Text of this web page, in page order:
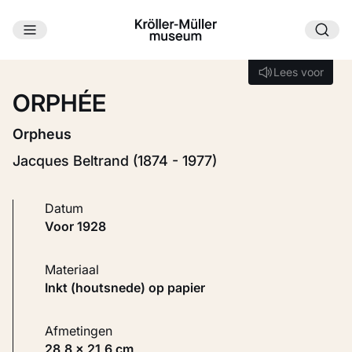
Ga naar hoofdinhoud
Lees voor
Lees voor
ORPHÉE
Orpheus
Jacques Beltrand (1874 - 1977)
Datum
voor 1928
Materiaal
Inkt (houtsnede) op papier
Afmetingen